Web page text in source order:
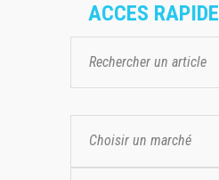
ACCES RAPIDE
Choisir un marché